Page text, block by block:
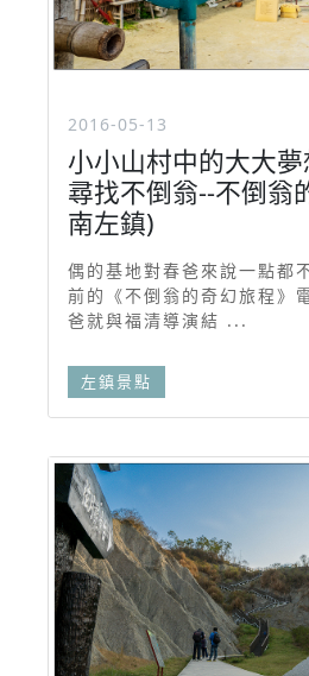
2016-05-13
小小山村中的大大
尋找不倒翁--不倒翁
南左鎮)
偶的基地對春爸來說一點都
前的《不倒翁的奇幻旅程》
爸就與福清導演結 ...
左鎮景點